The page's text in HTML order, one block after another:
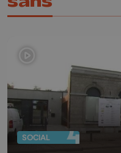
SOCIAL